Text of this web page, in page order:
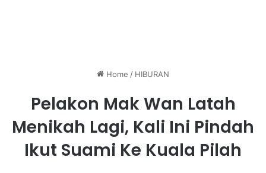
Home / HIBURAN
Pelakon Mak Wan Latah
Menikah Lagi, Kali Ini Pindah
Ikut Suami Ke Kuala Pilah